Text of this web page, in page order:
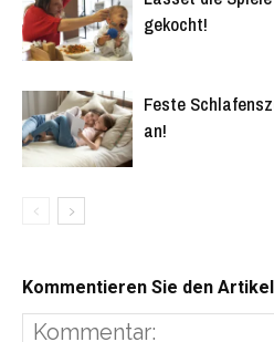
gekocht!
Feste
an!
Kommentieren Sie den Artikel